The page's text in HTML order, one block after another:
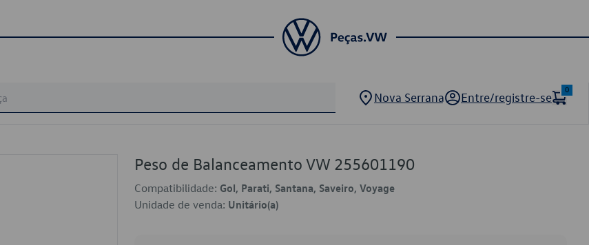
Nova Serrana Entre/registre-se
0
Peso de Balanceamento VW 255601190
Compatibilidade: Gol, Parati, Santana, Saveiro, Voyage
Unidade de venda: Unitário(a)